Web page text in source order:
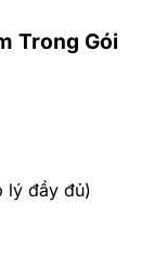
Trong Gói
lý đầy đủ)